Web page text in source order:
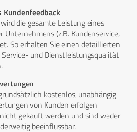
Kundenfeedback
die gesamte Leistung eines
Unternehmens (z.B. Kundenservice,
So erhalten Sie einen detaillierten
Service- und Dienstleistungsqualität
kostenlos, unabhängig
von Kunden erfolgen
gekauft werden und sind weder
beeinflussbar.